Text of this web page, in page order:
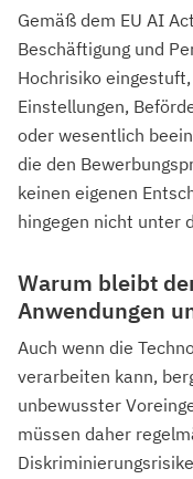
Gemäß dem EU AI
Beschäftigung und
Hochrisiko
Einstellungen,
oder wesentlich
die den
keinen eigenen
hingegen nicht unter
Warum bleibt
Anwendungen
Auch wenn die
verarbeiten kann,
unbewusster
müssen daher